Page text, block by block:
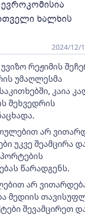
ხალხის
2024/12/
რეჟიმის
უმაღლესმა
კაია
შეხვედრის
არ
უკვე შეამცირა
წარადგენს.
არ
მედიის
შევამცირეთ